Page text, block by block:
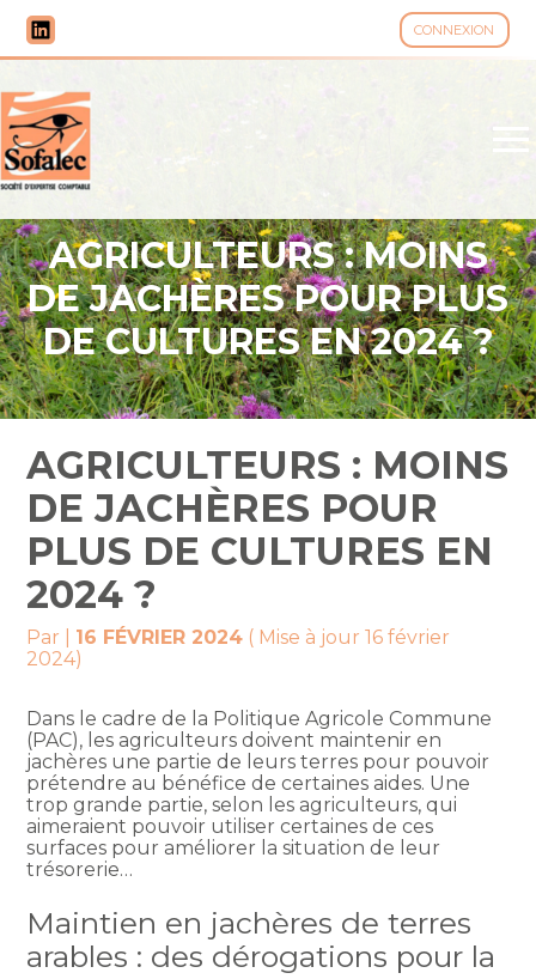
CONNEXION
Aller
au
contenu
AGRICULTEURS : MOINS
DE JACHÈRES POUR PLUS
DE CULTURES EN 2024 ?
AGRICULTEURS : MOINS
DE JACHÈRES POUR
PLUS DE CULTURES EN
2024 ?
Par 16 FÉVRIER 2024 ( Mise à jour 16 février
2024)
Dans le cadre de la Politique Agricole Commune
(PAC), les agriculteurs doivent maintenir en
jachères une partie de leurs terres pour pouvoir
prétendre au bénéfice de certaines aides. Une
trop grande partie, selon les agriculteurs, qui
aimeraient pouvoir utiliser certaines de ces
surfaces pour améliorer la situation de leur
trésorerie…
Maintien en jachères de terres
arables : des dérogations pour la